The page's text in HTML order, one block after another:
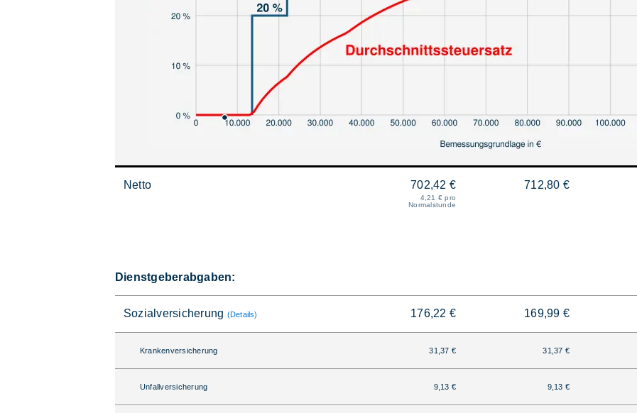
Netto 702,42 €
4,21 € pro
Normalstunde
712,80 €
Dienstgeberabgaben:
Sozialversicherung (Details) 176,22 € 169,99 €
Krankenversicherung 31,37 € 31,37 €
Unfallversicherung 9,13 € 9,13 €